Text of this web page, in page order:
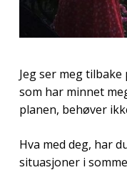
Jeg ser meg
som har minnet
planen, behøver
Hva med deg, har
situasjoner i